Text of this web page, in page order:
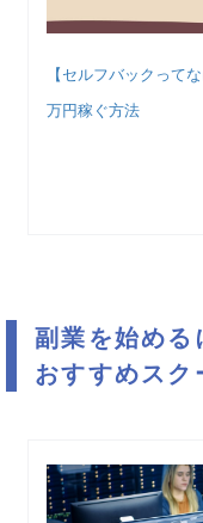
【セルフバックって
万円稼ぐ方法
副業を始める
おすすめスク